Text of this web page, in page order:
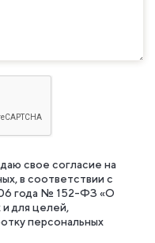
свое согласие на
в соответствии с
года № 152-ФЗ «О
и для целей,
персональных